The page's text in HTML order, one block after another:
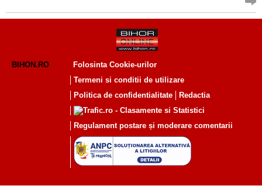
BIHON.RO
Folosinta Cookie-urilor
Termeni si conditii de utilizare
Politica de confidentialitate
Redactia
Regulament postare și moderare comentarii